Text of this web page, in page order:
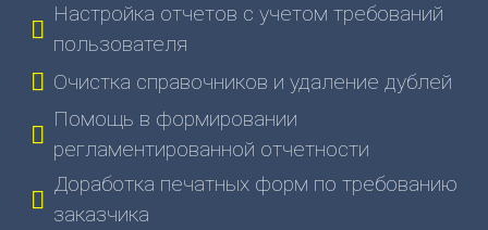
НАС
нас
Вебинары
Контакты
Удалённый
помощник
Настройка отчетов с учетом требований
пользователя
Очистка справочников и удаление дублей
Помощь в формировании
регламентированной отчетности
Доработка печатных форм по требованию
заказчика